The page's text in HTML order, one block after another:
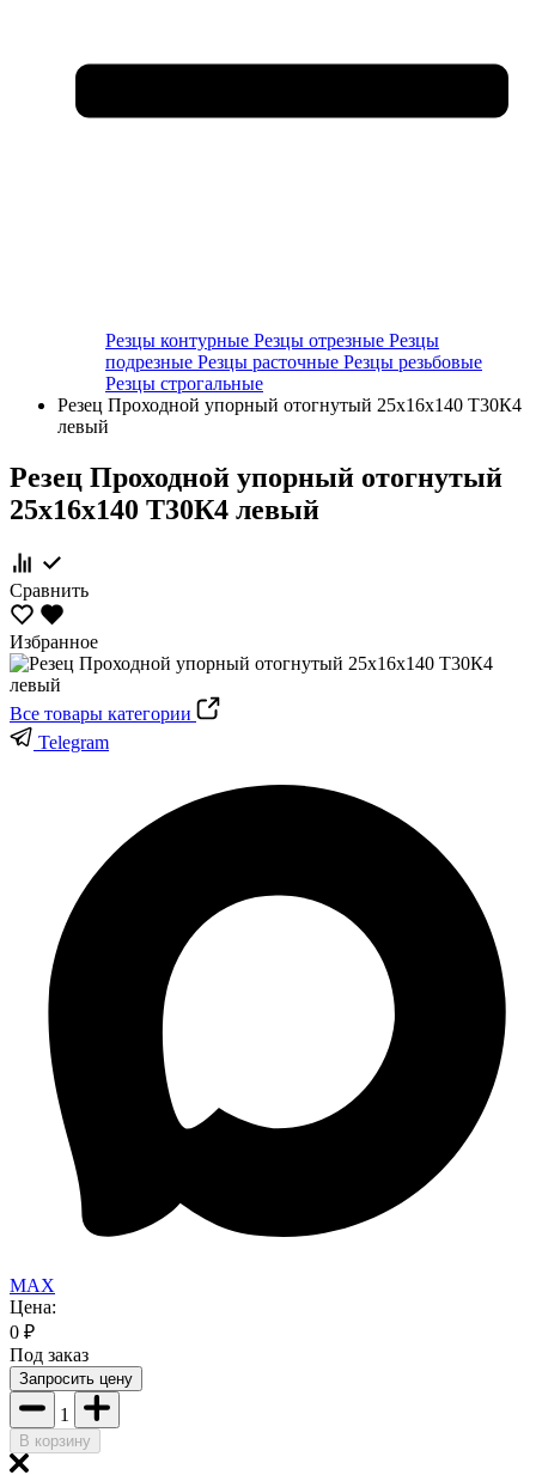
Резцы контурные Резцы отрезные Резцы
подрезные Резцы расточные Резцы резьбовые
Резцы строгальные
Резец Проходной упорный отогнутый 25х16х140 Т30К4
левый
Резец Проходной упорный отогнутый
25х16х140 Т30К4 левый
Сравнить
Избранное
Все товары категории
Telegram
MAX
Цена:
0 ₽
Под заказ
Запросить цену
1
В корзину